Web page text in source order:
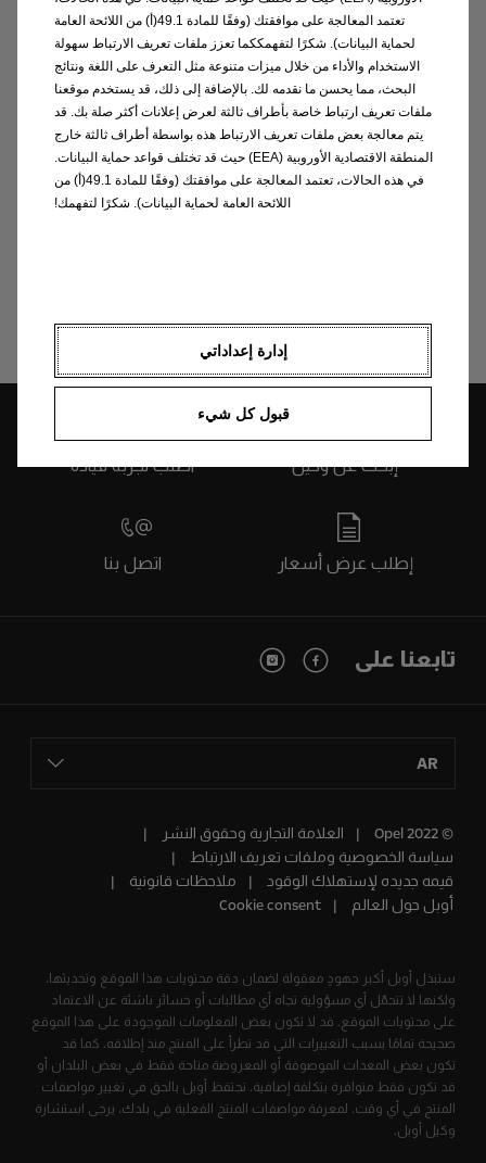
اختر تصميمك
تحديد موقع وكيل صيانة أوبل الخاص بك
إبحث عن وكيل اطلب تجربة قيادة
إطلب عرض أسعار اتصل بنا
تابعنا على
AR
© Opel 2022
العلامة التجارية وحقوق النشر
سياسة الخصوصية وملفات تعريف الارتباط
قيمه جديده لإستهلاك الوقود
ملاحظات قانونية
أوبل حول العالم
Cookie consent
ستبذل أوبل أكبر جهودٍ معقولة لضمان دقة محتويات هذا الموقع وتحديثها،
ولكنها لا تتحمّل أي مسؤولية تجاه أي مطالبات أو خسائر ناشئة عن الاعتماد
على محتويات الموقع. قد لا تكون بعض المعلومات الموجودة على هذا الموقع
صحيحة تمامًا بسبب التغييرات التي قد تطرأ على المنتج منذ إطلاقه. كما قد
تكون بعض المعدات الموصوفة أو المعروضة متاحة فقط في بعض البلدان أو
قد تكون فقط متوافرة بتكلفة إضافية. تحتفظ أوبل بالحق في تغيير مواصفات
المنتج في أي وقت. لمعرفة مواصفات المنتج الفعلية في بلدك، يرجى استشارة
وكيل أوبل.
تعتمد المعالجة على موافقتك (وفقًا للمادة 49.1(أ) من اللائحة العامة
لحماية البيانات). شكرًا لتفهمككما تعزز ملفات تعريف الارتباط سهولة
الاستخدام والأداء من خلال ميزات متنوعة مثل التعرف على اللغة ونتائج
البحث، مما يحسن ما نقدمه لك. بالإضافة إلى ذلك، قد يستخدم موقعنا
ملفات تعريف ارتباط خاصة بأطراف ثالثة لعرض إعلانات أكثر صلة بك. قد
يتم معالجة بعض ملفات تعريف الارتباط هذه بواسطة أطراف ثالثة خارج
المنطقة الاقتصادية الأوروبية (EEA) حيث قد تختلف قواعد حماية البيانات.
في هذه الحالات، تعتمد المعالجة على موافقتك (وفقًا للمادة 49.1(أ) من
اللائحة العامة لحماية البيانات). شكرًا لتفهمك!
إدارة إعداداتي
قبول كل شيء